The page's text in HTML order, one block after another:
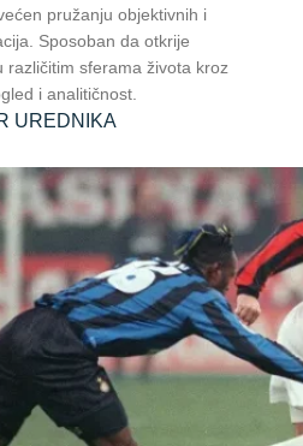
pružanju objektivnih i
Sposoban da otkrije
različitim sferama života kroz
i analitičnost.
UREDNIKA